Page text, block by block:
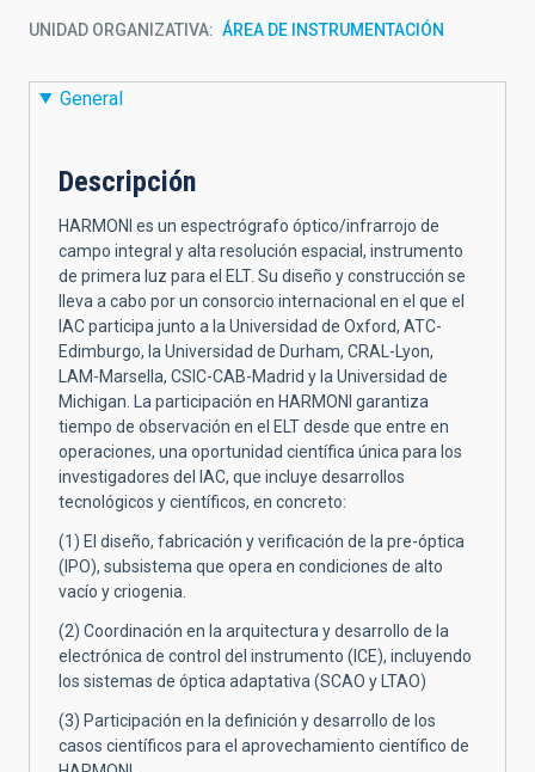
UNIDAD ORGANIZATIVA ÁREA DE INSTRUMENTACIÓN
General
Descripción
HARMONI es un espectrógrafo óptico/infrarrojo de
campo integral y alta resolución espacial, instrumento
de primera luz para el ELT. Su diseño y construcción se
lleva a cabo por un consorcio internacional en el que el
IAC participa junto a la Universidad de Oxford, ATC-
Edimburgo, la Universidad de Durham, CRAL-Lyon,
LAM-Marsella, CSIC-CAB-Madrid y la Universidad de
Michigan. La participación en HARMONI garantiza
tiempo de observación en el ELT desde que entre en
operaciones, una oportunidad científica única para los
investigadores del IAC, que incluye desarrollos
tecnológicos y científicos, en concreto:
(1) El diseño, fabricación y verificación de la pre-óptica
(IPO), subsistema que opera en condiciones de alto
vacío y criogenia.
(2) Coordinación en la arquitectura y desarrollo de la
electrónica de control del instrumento (ICE), incluyendo
los sistemas de óptica adaptativa (SCAO y LTAO)
(3) Participación en la definición y desarrollo de los
casos científicos para el aprovechamiento científico de